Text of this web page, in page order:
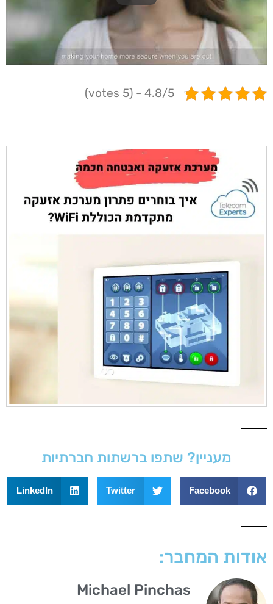
4.8/5 - (5 votes)
מעניין? שתפו ברשתות חברתיות
Facebook
Twitter
LinkedIn
אודות המחבר:
Michael Pinchas